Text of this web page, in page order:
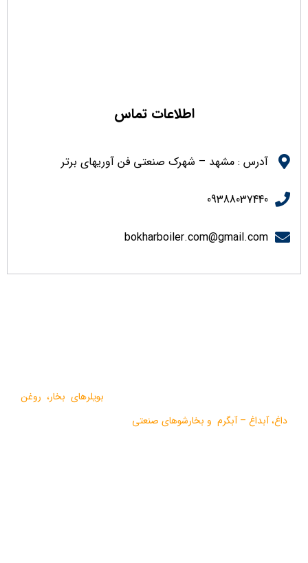
اطلاعات تماس
آدرس : مشهد – شهرک صنعتی فن آوریهای برتر
09388037440
bokharboiler.com@gmail.com
بویلرهای بخار، روغن
داغ،آبداغ –آبگرم و بخارشوهای صنعتی